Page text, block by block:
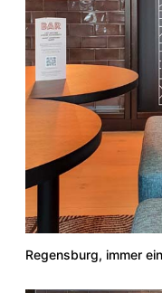
Regensburg, immer